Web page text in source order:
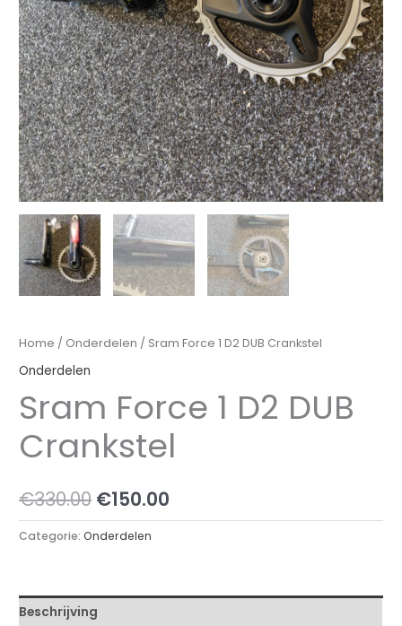
Home / Onderdelen / Sram Force 1 D2 DUB Crankstel
Onderdelen
Sram Force 1 D2 DUB
Crankstel
€330.00 Oorspronkelijke
prijs
€330.00.
€150.00
€150.00.
Categorie:Onderdelen
Beschrijving